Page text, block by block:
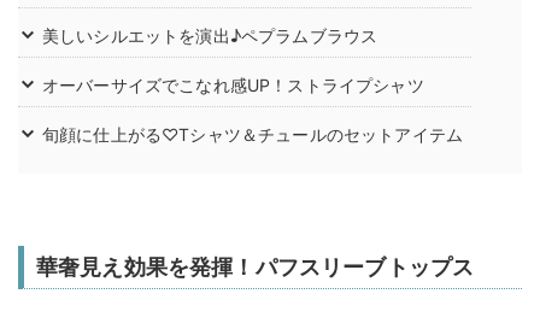
美しいシルエットを演出♪ペプラムブラウス
オーバーサイズでこなれ感UP！ストライプシャツ
旬顔に仕上がる♡Tシャツ＆チュールのセットアイテム
華奢見え効果を発揮！パフスリーブトップス